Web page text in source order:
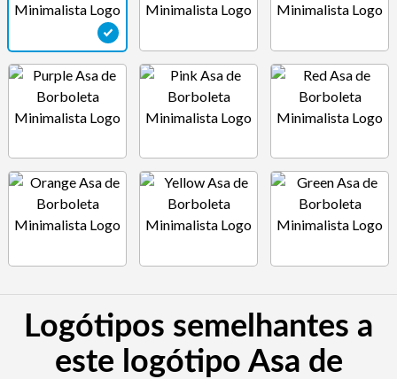
Logótipos semelhantes a
este logótipo Asa de